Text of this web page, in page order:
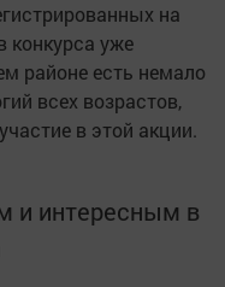
на
конкурса уже
районе есть немало
всех возрастов,
в этой акции.
и интересным в